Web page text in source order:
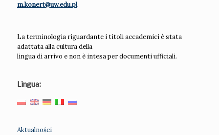
m.konert@uw.edu.pl
La terminologia riguardante i titoli accademici è stata
adattata alla cultura della
lingua di arrivo e non è intesa per documenti ufficiali.
Lingua:
Aktualności